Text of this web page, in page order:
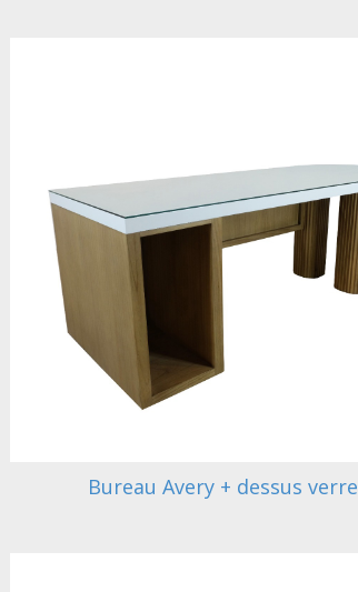
Bureau Avery + dessus verre